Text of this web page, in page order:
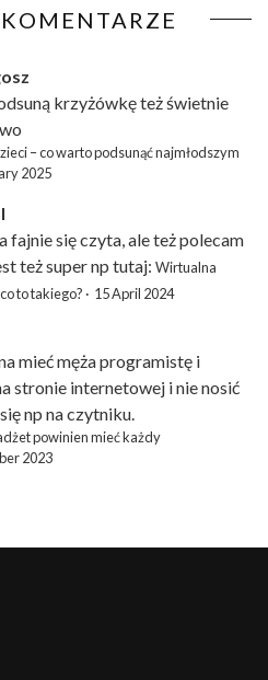
krzyżówkęteż świetnie
– co warto podsunąć najmłodszym
2025
fajnie się czyta, ale też polecam
też super np tutaj: Wirtualna
to takiego? · 15 April 2024
mieć męża programistę i
stronie internetowej i nie nosić
np na czytniku.
powinien mieć każdy
2023